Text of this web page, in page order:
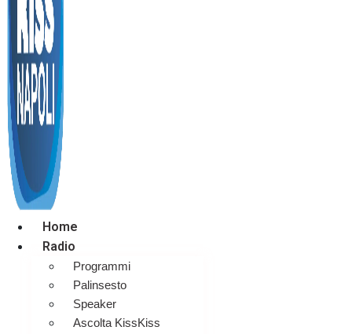
Home
Radio
Programmi
Palinsesto
Speaker
Ascolta KissKiss